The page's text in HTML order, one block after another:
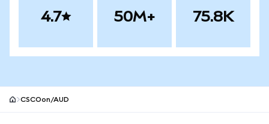
4.7 50M+ 75.8K
CSCOon/AUD